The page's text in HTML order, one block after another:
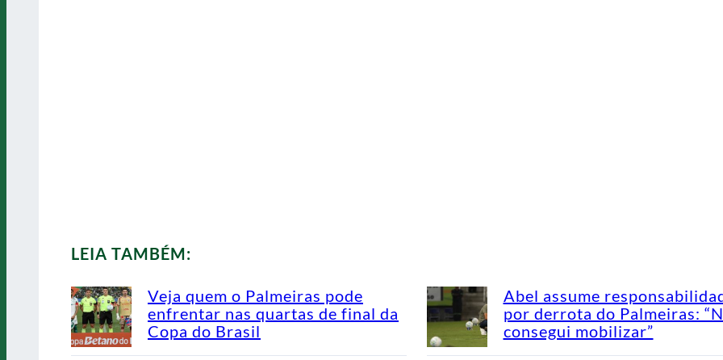
LEIA TAMBÉM:
Veja quem o Palmeiras pode
enfrentar nas quartas de final da
Copa do Brasil
Abel assume
por derrota do Palmeiras:
consegui mobilizar”